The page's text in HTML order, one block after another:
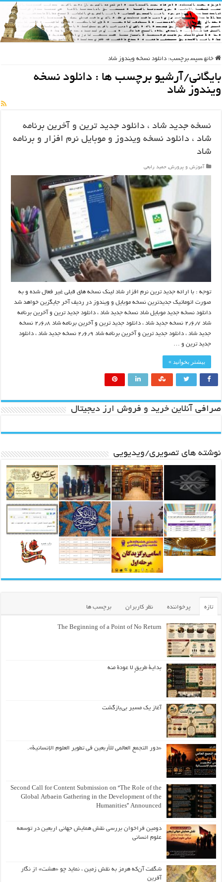
خانه سپس برچسب: دانلود نسخه ویندوز شاد
بایگانی/آرشیو برچسب ها : دانلود نسخه
ویندوز شاد
نسخه جدید شاد ، دانلود جدید ترین و آخرین برنامه
شاد ، دانلود نسخه ویندوز و موبایل نرم افزار و برنامه
شاد
آموزش و پرورش, حمید رابعی
توجه : با ارائه جدید ترین نرم افزار شاد لینک نسخه های قبلی غیر فعال شده و به
صورت اتوماتیک جدیدترین نسخه موبایل و ویندوز در ردیف آخر جایگزین خواهد شد
دانلود نسخه جدید موبایل شاد نسخه جدید شاد ، دانلود جدید ترین و آخرین برنامه
شاد ۲٫۶٫۷ نسخه جدید شاد ، دانلود جدید ترین و آخرین برنامه شاد ۲٫۶٫۸ نسخه
جدید شاد ، دانلود جدید ترین و آخرین برنامه شاد ۲٫۶٫۹ نسخه جدید شاد ، دانلود
جدید ترین و …
بیشتر بخوانید »
صرافی آنلاین خرید و فروش ارز دیجیتال
نوشته های تصویری/ویدیویی
تازه پرخواننده نظر کاربران برچسب ها
The Beginning of a Point of No Return
بداية طريقٍ لا عودة منه
آغاز یک مسیر بی‌بازگشت
«دور التجمع العالمي للأربعين في تطوير العلوم الإنسانية».
Second Call for Content Submission on “The Role of the
Global Arbaein Gathering in the Development of the
Humanities” Announced
دومین فراخوان بررسی نقش همایش جهانی اربعین در توسعه
علوم انسانی
شگفت آن‌که هرمز به نقش زمین ، نماید چو «هشت» از نگار
آفرین